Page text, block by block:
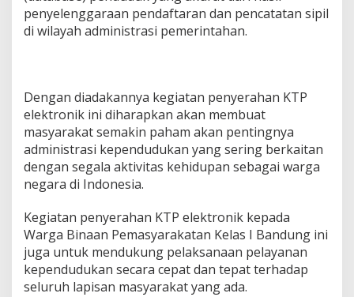
penyelenggaraan pendaftaran dan pencatatan sipil
di wilayah administrasi pemerintahan.
Dengan diadakannya kegiatan penyerahan KTP
elektronik ini diharapkan akan membuat
masyarakat semakin paham akan pentingnya
administrasi kependudukan yang sering berkaitan
dengan segala aktivitas kehidupan sebagai warga
negara di Indonesia.
Kegiatan penyerahan KTP elektronik kepada
Warga Binaan Pemasyarakatan Kelas I Bandung ini
juga untuk mendukung pelaksanaan pelayanan
kependudukan secara cepat dan tepat terhadap
seluruh lapisan masyarakat yang ada.